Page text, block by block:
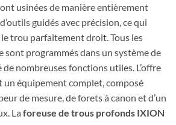
usinées de manière entièrement
guidés avec précision, ce qui
trou parfaitement droit. Tous les
sont programmés dans un système de
nombreuses fonctions utiles. L’offre
un équipement complet, composé
de mesure, de forets à canon et d’un
La foreuse de trous profonds IXION